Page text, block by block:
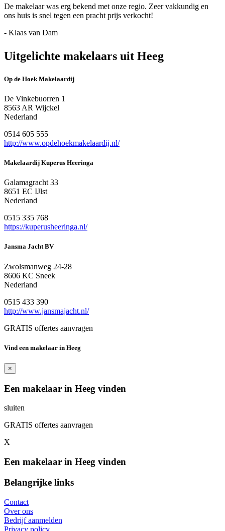
De makelaar was erg bekend met onze regio. Zeer vakkundig en
ons huis is snel tegen een pracht prijs verkocht!
- Klaas van Dam
Uitgelichte makelaars uit Heeg
Op de Hoek Makelaardij
De Vinkebuorren 1
8563 AR Wijckel
Nederland
0514 605 555
http://www.opdehoekmakelaardij.nl/
Makelaardij Kuperus Heeringa
Galamagracht 33
8651 EC IJlst
Nederland
0515 335 768
https://kuperusheeringa.nl/
Jansma Jacht BV
Zwolsmanweg 24-28
8606 KC Sneek
Nederland
0515 433 390
http://www.jansmajacht.nl/
GRATIS offertes aanvragen
Vind een makelaar in Heeg
×
Een makelaar in Heeg vinden
sluiten
GRATIS offertes aanvragen
X
Een makelaar in Heeg vinden
Belangrijke links
Contact
Over ons
Bedrijf aanmelden
Privacy policy